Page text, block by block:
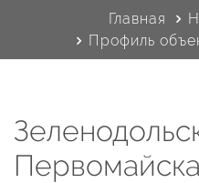
Главная
Профиль